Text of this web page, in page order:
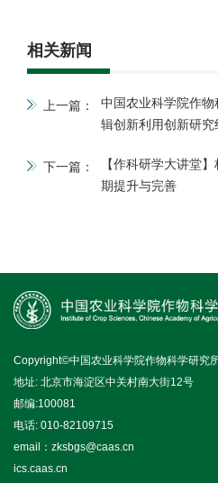
相关新闻
上一篇：
中国农业科学院作
辑创新利用创新研
下一篇：
【作科研学大讲堂
期提升与完善
Copyright©中国农业科学院作物科学研究
地址: 北京市海淀区中关村南大街12号
邮编:100081
电话: 010-82109715
email：zksbgs@caas.cn
ics.caas.cn